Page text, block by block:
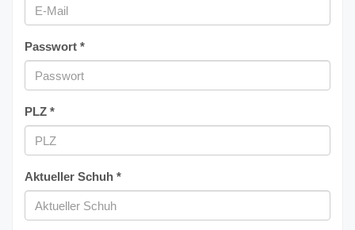
Passwort *
PLZ *
Aktueller Schuh *